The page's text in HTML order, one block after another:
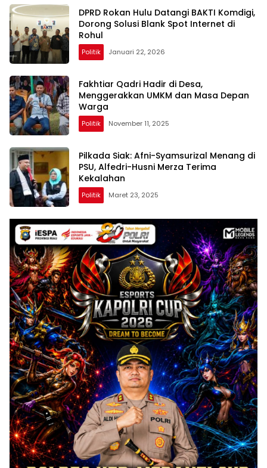
DPRD Rokan Hulu Datangi BAKTI Komdigi,
Dorong Solusi Blank Spot Internet di
Rohul
Politik Januari 22, 2026
Fakhtiar Qadri Hadir di Desa,
Menggerakkan UMKM dan Masa Depan
Warga
Politik November 11, 2025
Pilkada Siak: Afni-Syamsurizal Menang di
PSU, Alfedri-Husni Merza Terima
Kekalahan
Politik Maret 23, 2025